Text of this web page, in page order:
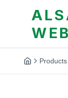
Products